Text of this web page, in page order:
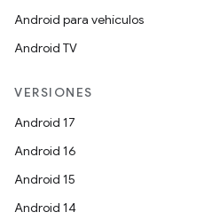
Android para vehículos
Android TV
VERSIONES
Android 17
Android 16
Android 15
Android 14